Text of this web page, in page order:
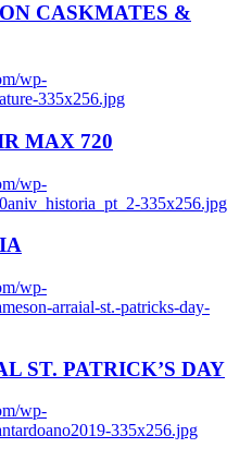
CASKMATES &
wp-
335x256.jpg
MAX 720
wp-
335x256.jpg
wp-
arraial-st.-patricks-day-
ST. PATRICK’S DAY
wp-
335x256.jpg